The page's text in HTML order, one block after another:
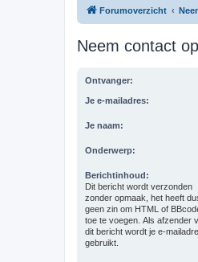
Forumoverzicht
Neem contact
Ontvanger:
Je e-mailadres:
Je naam:
Onderwerp:
Berichtinhoud:
Dit bericht wordt verzonden
zonder opmaak, het heeft
geen zin om HTML of
toe te voegen. Als afzender
dit bericht wordt je e-
gebruikt.